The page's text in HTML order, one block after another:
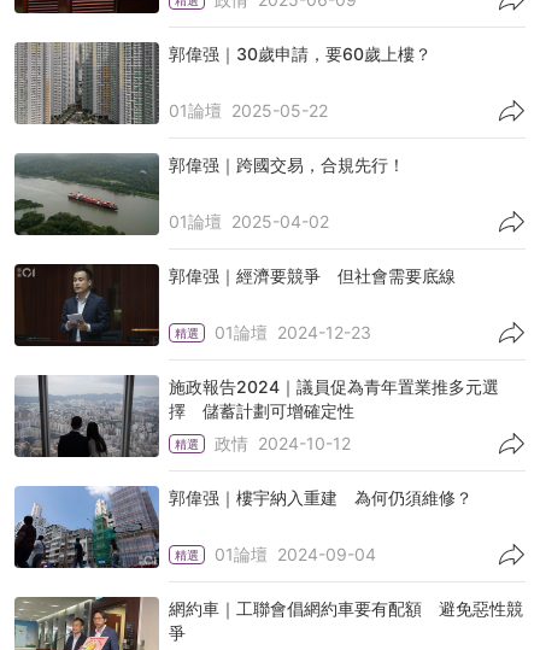
郭偉强｜30歲申請，要60歲上樓？
01論壇 2025-05-22
郭偉强｜跨國交易，合規先行！
01論壇 2025-04-02
郭偉强｜經濟要競爭 但社會需要底線
精選 01論壇 2024-12-23
施政報告2024｜議員促為青年置業推多元選
擇 儲蓄計劃可增確定性
精選 政情 2024-10-12
郭偉强｜樓宇納入重建 為何仍須維修？
精選 01論壇 2024-09-04
網約車｜工聯會倡網約車要有配額 避免惡性競
爭